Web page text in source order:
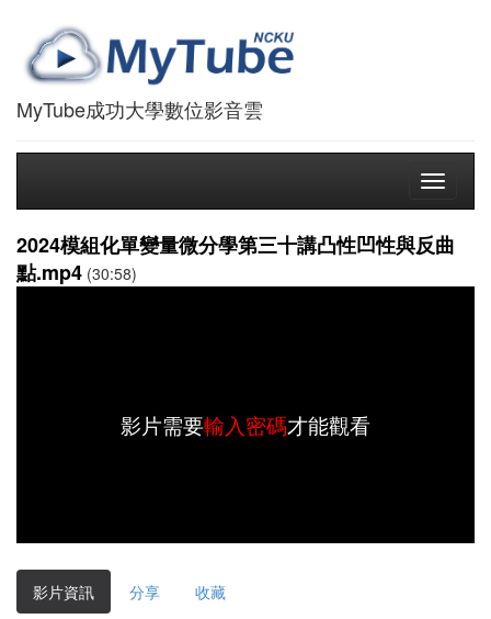
MyTube成功大學數位影音雲
Toggle
2024模組化單變量微分學第三十講凸性凹性與反曲
點.mp4 (30:58)
影片需要輸入密碼才能觀看
影片資訊 分享 收藏